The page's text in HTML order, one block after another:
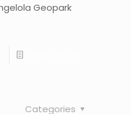
Geopark
Categories